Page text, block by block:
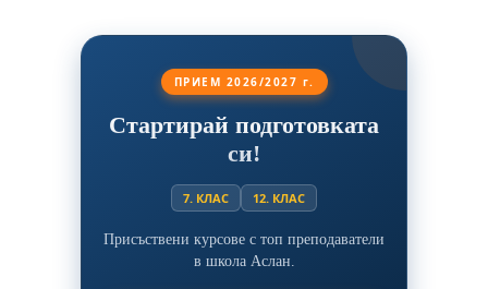
ПРИЕМ 2026/2027 г.
Стартирай подготовката
си!
7. КЛАС 12. КЛАС
Присъствени курсове с топ преподаватели
в школа Аслан.